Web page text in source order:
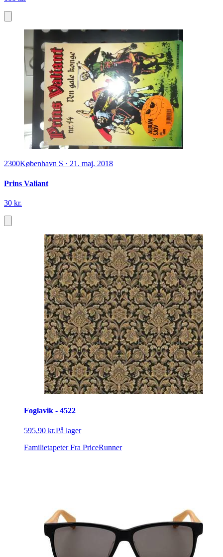
2300København S · 21. maj. 2018
Prins Valiant
30 kr.
Foglavik - 4522
595,90 kr.På lager
Familietapeter Fra PriceRunner